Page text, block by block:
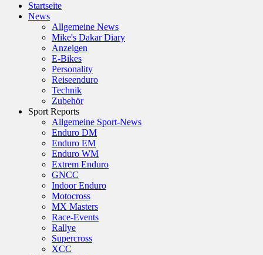
Startseite
News
Allgemeine News
Mike's Dakar Diary
Anzeigen
E-Bikes
Personality
Reiseenduro
Technik
Zubehör
Sport Reports
Allgemeine Sport-News
Enduro DM
Enduro EM
Enduro WM
Extrem Enduro
GNCC
Indoor Enduro
Motocross
MX Masters
Race-Events
Rallye
Supercross
XCC